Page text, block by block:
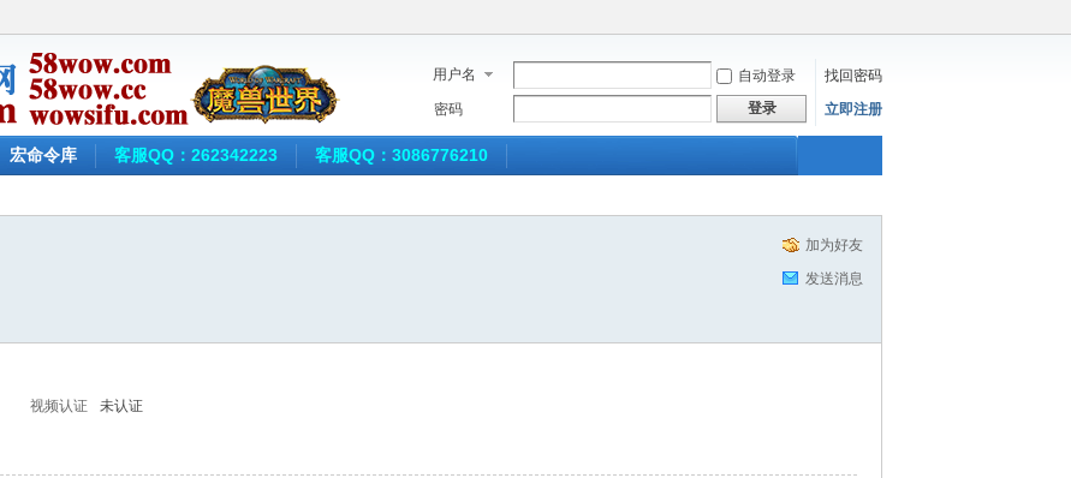
用户名 自动登录
找回密码
密码
登录 立即注册
宏命令库 客服QQ：262342223 客服QQ：3086776210
加为好友
发送消息
视频认证 未认证